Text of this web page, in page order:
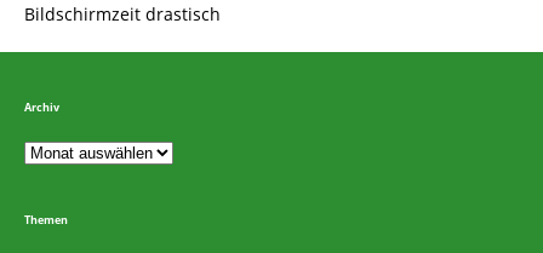
Bildschirmzeit drastisch
Archiv
Themen